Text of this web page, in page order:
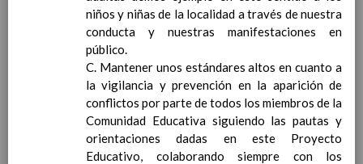
ConcreciÃ³n curricular
para la etapa. Perfiles de
Ãrea de Lengua Extranjera
(FrancÃ©s)
En revisiÃ³n
Objetivos del Ã¡rea
revisiÃ³n
ContribuciÃ³n del Ã¡rea a
las competencias clave
niños y niñas de la localidad a través de nuestra
conducta y nuestras manifestaciones en
público.
C. Mantener unos estándares altos en cuanto a
la vigilancia y prevención en la aparición de
conflictos por parte de todos los miembros de la
Comunidad Educativa siguiendo las pautas y
orientaciones dadas en este Proyecto
Educativo, colaborando siempre con los